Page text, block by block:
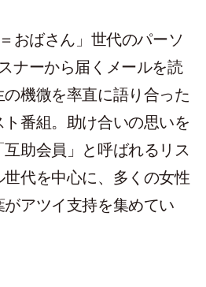
おばさん」世代のパーソ
ナーから届くメールを読
機微を率直に語り合った
ト番組。助け合いの思いを
助会員」と呼ばれるリス
代を中心に、多くの女性
アツイ支持を集めてい